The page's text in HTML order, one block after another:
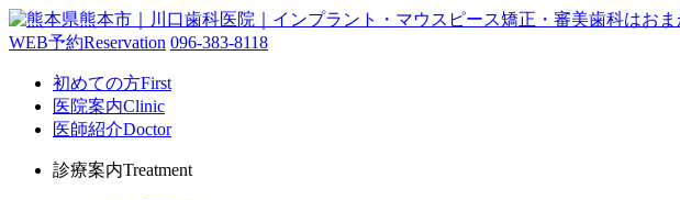
WEB予約Reservation 096-383-8118
初めての方First
医院案内Clinic
医師紹介Doctor
診療案内Treatment